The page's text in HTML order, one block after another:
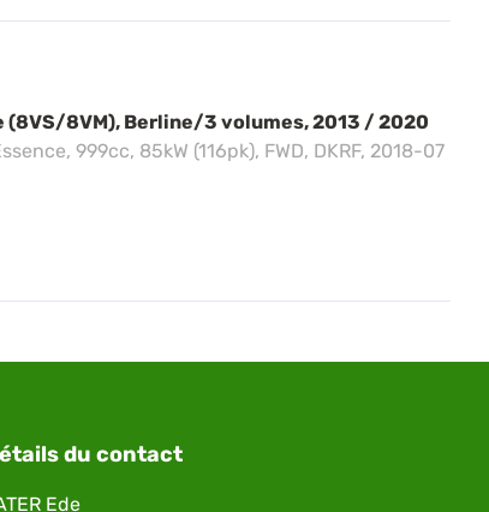
(8VS/8VM), Berline/3 volumes, 2013 / 2020
999cc, 85kW (116pk), FWD, DKRF, 2018-07
du contact
Ede